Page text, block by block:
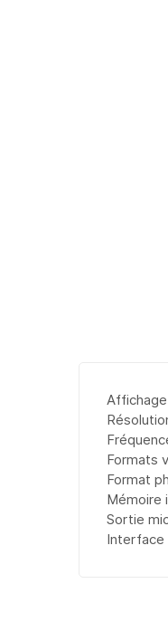
Formats
Format
Mémoire
Sortie
Interface